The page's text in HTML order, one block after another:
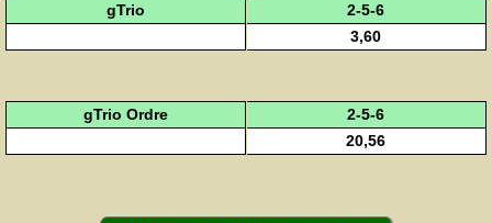
gTrio
2-5-6
3,60
gTrio Ordre
2-5-6
20,56